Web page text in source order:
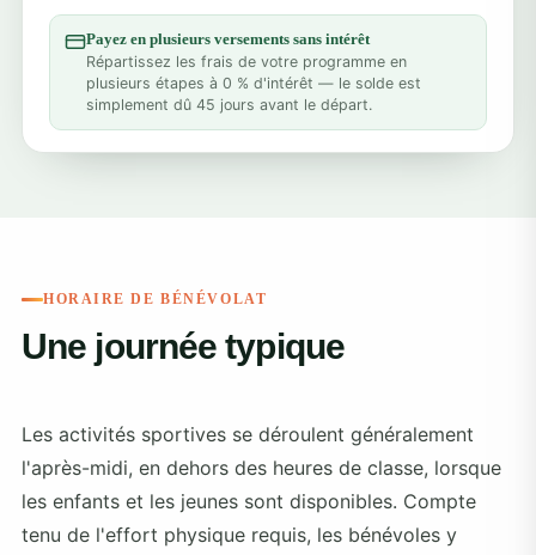
Payez en plusieurs versements sans intérêt
Répartissez les frais de votre programme en
plusieurs étapes à 0 % d'intérêt — le solde est
simplement dû 45 jours avant le départ.
HORAIRE DE BÉNÉVOLAT
Une journée typique
Les activités sportives se déroulent généralement
l'après-midi, en dehors des heures de classe, lorsque
les enfants et les jeunes sont disponibles. Compte
tenu de l'effort physique requis, les bénévoles y